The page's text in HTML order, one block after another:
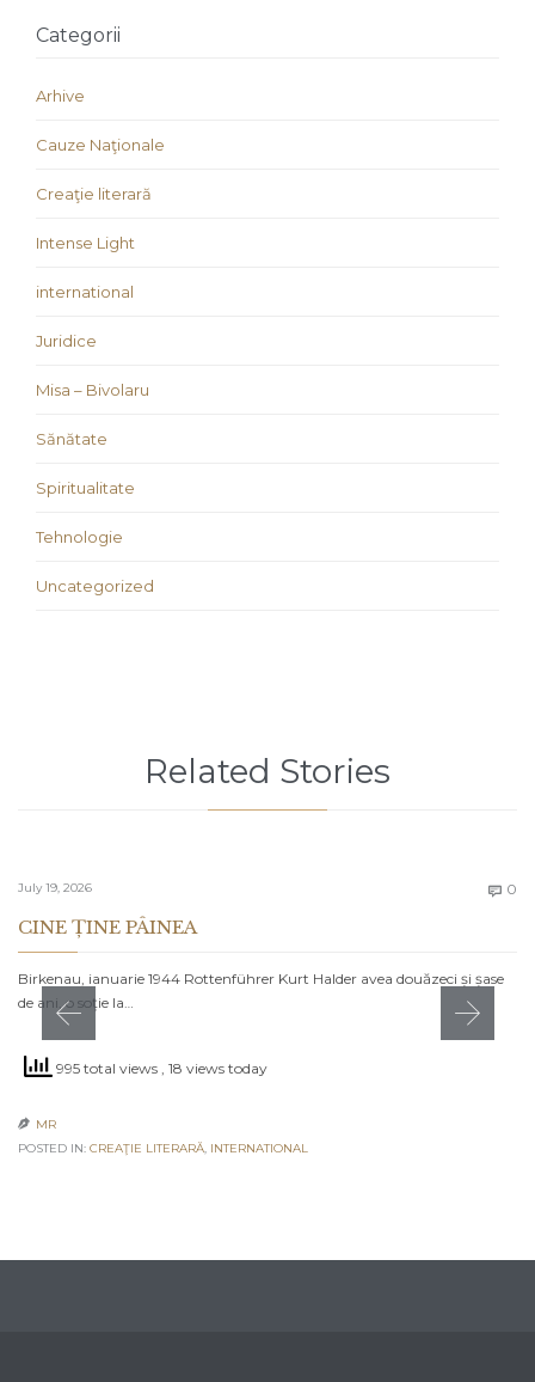
Categorii
Arhive
Cauze Naţionale
Creaţie literară
Intense Light
international
Juridice
Misa – Bivolaru
Sănătate
Spiritualitate
Tehnologie
Uncategorized
Related Stories
July 19, 2026  0
CINE ȚINE PÂINEA
Birkenau, ianuarie 1944 Rottenführer Kurt Halder avea douăzeci și șase
de ani, o soție la…
995 total views , 18 views today
 MR
POSTED IN: CREAŢIE LITERARĂ, INTERNATIONAL